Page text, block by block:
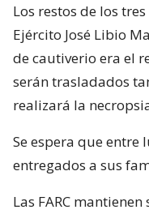
Los restos de los
Ejército José Libio
de cautiverio era el
serán trasladados
realizará la
Se espera que entre
entregados a sus
Las FARC